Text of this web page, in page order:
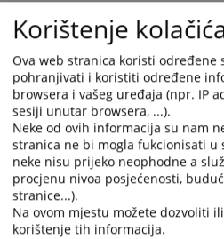
2664
Korištenje
Ova web stranica koristi određene
pohranjivati i koristiti određene
browsera i vašeg uređaja (npr. IP
sesiji unutar browsera, ...).
Neke od ovih informacija su nam
stranica ne bi mogla fukcionisati u
neke nisu prijeko neophodne a
procjenu nivoa posjećenosti,
stranice...).
Na ovom mjestu možete dozvoliti
korištenje tih informacija.